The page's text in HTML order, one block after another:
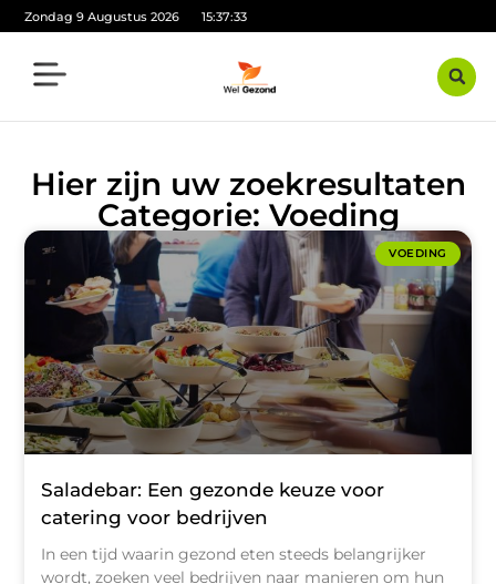
Zondag 9 Augustus 2026 15:37:34
Hier zijn uw zoekresultaten
Categorie: Voeding
VOEDING
Saladebar: Een gezonde keuze voor
catering voor bedrijven
In een tijd waarin gezond eten steeds belangrijker
wordt, zoeken veel bedrijven naar manieren om hun